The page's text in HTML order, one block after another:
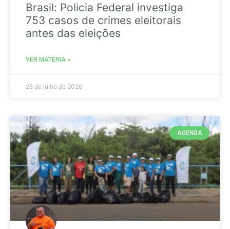
Brasil: Policia Federal investiga
753 casos de crimes eleitorais
antes das eleições
VER MATÉRIA »
28 de julho de 2026
AGENDA